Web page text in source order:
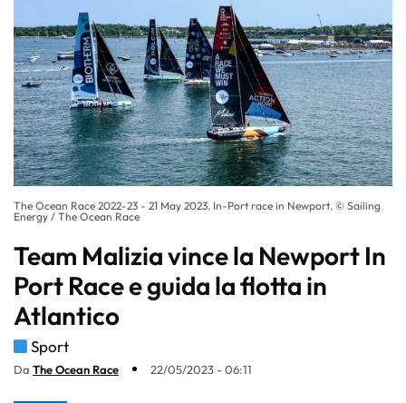
The Ocean Race 2022-23 - 21 May 2023. In-Port race in Newport. © Sailing
Energy / The Ocean Race
Team Malizia vince la Newport In
Port Race e guida la flotta in
Atlantico
Sport
Da The Ocean Race 22/05/2023 - 06:11